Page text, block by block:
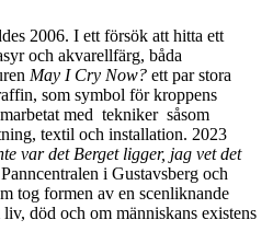
2006. I ett försök att hitta ett
och akvarellfärg, båda
May I Cry Now? ett par stora
som symbol för kroppens
med tekniker såsom
textil och installation. 2023
var det Berget ligger, jag vet det
i Gustavsberg och
tog formen av en scenliknande
död och om människans existens